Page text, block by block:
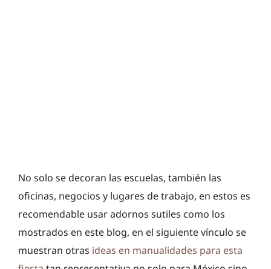
No solo se decoran las escuelas, también las
oficinas, negocios y lugares de trabajo, en estos es
recomendable usar adornos sutiles como los
mostrados en este blog, en el siguiente vínculo se
muestran otras ideas en manualidades para esta